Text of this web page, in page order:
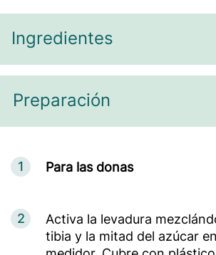
Ingredientes
Preparación
1 Para las donas
2
Activa la levadura
tibia y la mitad del azúcar